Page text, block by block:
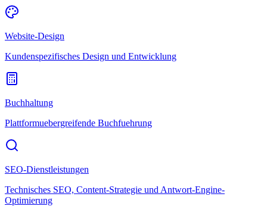
Website-Design
Kundenspezifisches Design und Entwicklung
Buchhaltung
Plattformuebergreifende Buchfuehrung
SEO-Dienstleistungen
Technisches SEO, Content-Strategie und Antwort-Engine-
Optimierung